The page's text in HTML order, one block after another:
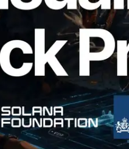
อร์ที่รับผิดชอบ